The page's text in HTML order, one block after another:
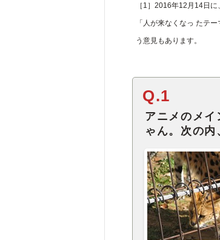
［1］2016年12月14日
「人が来なくなっ たテ
う意見もあります。
Q.1
アニメのメイ
ゃん。次の内